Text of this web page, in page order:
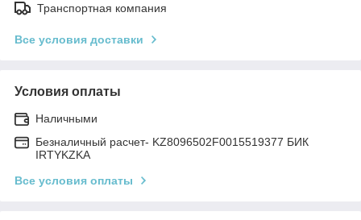
Транспортная компания
Все условия доставки
Условия оплаты
Наличными
Безналичный расчет- KZ8096502F0015519377 БИК
IRTYKZKA
Все условия оплаты